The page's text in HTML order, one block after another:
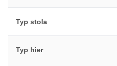
Typ stola
Typ hier